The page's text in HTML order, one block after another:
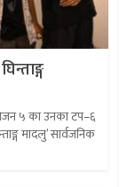
५ का उनका टप–६
मादलु’ सार्वजनिक